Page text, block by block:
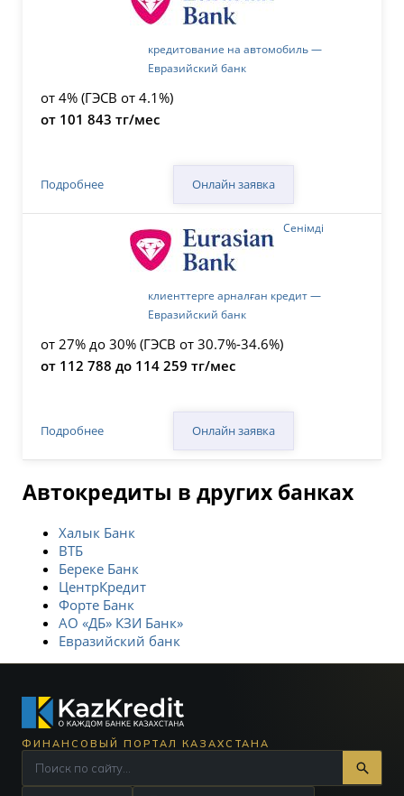
кредитование на автомобиль —
Евразийский банк
от 4% (ГЭСВ от 4.1%)
от 101 843 тг/мес
Подробнее Онлайн заявка
Сенімді
клиенттерге арналған кредит —
Евразийский банк
от 27% до 30% (ГЭСВ от 30.7%-34.6%)
от 112 788 до 114 259 тг/мес
Подробнее Онлайн заявка
Автокредиты в других банках
Халык Банк
ВТБ
Береке Банк
ЦентрКредит
Форте Банк
АО «ДБ» КЗИ Банк»
Евразийский банк
ФИНАНСОВЫЙ ПОРТАЛ КАЗАХСТАНА